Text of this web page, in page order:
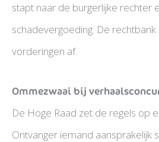
stapt naar de burgerlijke rechter
schadevergoeding. De
vorderingen af.
Ommezwaai bij
De Hoge Raad zet de regels op
Ontvanger iemand aansprakelijk